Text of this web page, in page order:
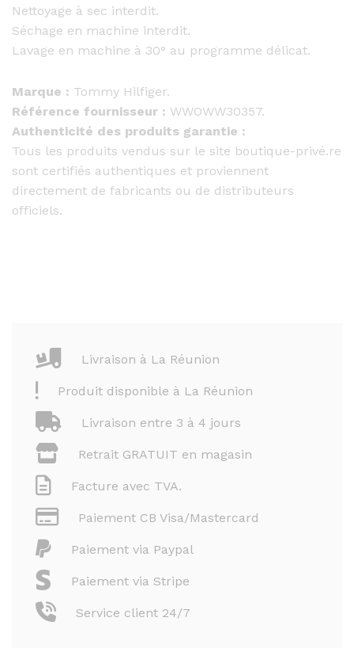
Nettoyage à sec interdit.
Séchage en machine interdit.
Lavage en machine à 30° au programme délicat.
Marque : Tommy Hilfiger.
Référence fournisseur : WWOWW30357.
Authenticité des produits garantie :
Tous les produits vendus sur le site boutique-privé.re
sont certifiés authentiques et proviennent
directement de fabricants ou de distributeurs
officiels.
Livraison à La Réunion
Produit disponible à La Réunion
Livraison entre 3 à 4 jours
Retrait GRATUIT en magasin
Facture avec TVA.
Paiement CB Visa/Mastercard
Paiement via Paypal
Paiement via Stripe
Service client 24/7